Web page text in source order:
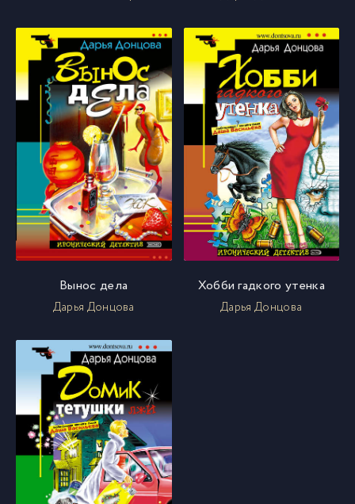
Вынос дела
Дарья Донцова
Хобби гадкого утенка
Дарья Донцова